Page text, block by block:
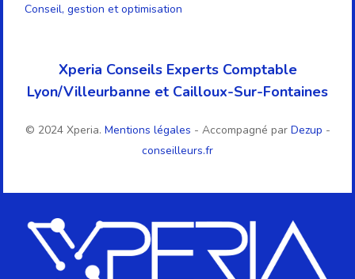
Conseil, gestion et optimisation
Xperia Conseils Experts Comptable
Lyon/Villeurbanne et Cailloux-Sur-Fontaines
© 2024 Xperia. Mentions légales - Accompagné par Dezup -
conseilleurs.fr